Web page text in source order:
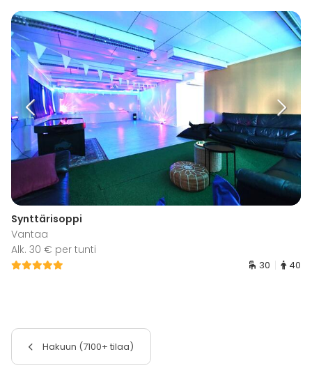
Synttärisoppi
Vantaa
Alk. 30 € per tunti
30 40
Hakuun (7100+ tilaa)